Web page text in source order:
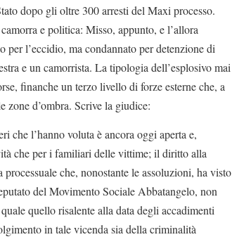
dopo gli oltre 300 arresti del Maxi processo.
e politica: Misso, appunto, e l’allora
l’eccidio, ma condannato per detenzione di
e un camorrista. La tipologia dell’esplosivo mai
finanche un terzo livello di forze esterne che, a
zone d’ombra. Scrive la giudice:
che l’hanno voluta è ancora oggi aperta e,
che per i familiari delle vittime; il diritto alla
che, nonostante le assoluzioni, ha visto
del Movimento Sociale Abbatangelo, non
quello risalente alla data degli accadimenti
in tale vicenda sia della criminalità